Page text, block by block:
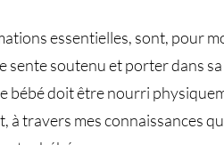
essentielles, sont, pour
soutenu et porter dans
bébé doit être nourri
travers mes connaissances